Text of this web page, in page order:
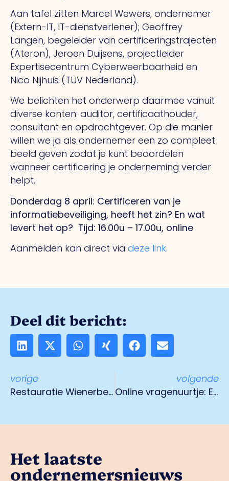
Aan tafel zitten Marcel Wewers, ondernemer
(Extern-IT, IT-dienstverlener); Geoffrey
Langen, begeleider van certificeringstrajecten
(Ateron), Jeroen Duijsens, projectleider
Expertisecentrum Cyberweerbaarheid en
Nico Nijhuis (TÜV Nederland).
We belichten het onderwerp daarmee vanuit
diverse kanten: auditor, certificaathouder,
consultant en opdrachtgever. Op die manier
willen we ja als ondernemer een zo compleet
beeld geven zodat je kunt beoordelen
wanneer certificering je onderneming verder
helpt.
Donderdag 8 april: Certificeren van je
informatiebeveiliging, heeft het zin? En wat
levert het op? Tijd: 16.00u – 17.00u, online
Aanmelden kan direct via deze link.
Deel dit bericht:
vorige
Restauratie Wienerberger Schoorsteen gestart
volgende
Online vragenuurtje: Energie 22 april 2021
Het laatste
ondernemersnieuws